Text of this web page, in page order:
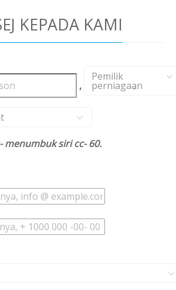
KEPADA KAMI
,
Pemilik
perniagaan
,
menumbuk siri cc- 60.